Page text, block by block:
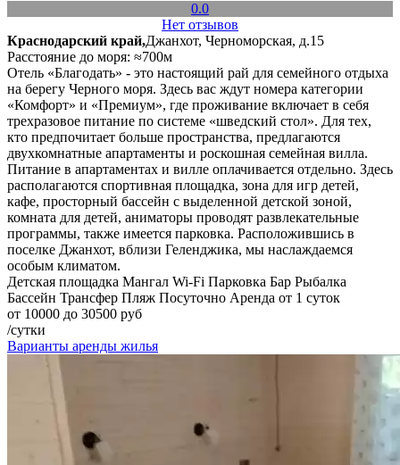
0.0
Нет отзывов
Краснодарский край,Джанхот, Черноморская, д.15
Расстояние до моря: ≈700м
Отель «Благодать» - это настоящий рай для семейного отдыха
на берегу Черного моря. Здесь вас ждут номера категории
«Комфорт» и «Премиум», где проживание включает в себя
трехразовое питание по системе «шведский стол». Для тех,
кто предпочитает больше пространства, предлагаются
двухкомнатные апартаменты и роскошная семейная вилла.
Питание в апартаментах и вилле оплачивается отдельно. Здесь
располагаются спортивная площадка, зона для игр детей,
кафе, просторный бассейн с выделенной детской зоной,
комната для детей, аниматоры проводят развлекательные
программы, также имеется парковка. Расположившись в
поселке Джанхот, вблизи Геленджика, мы наслаждаемся
особым климатом.
Детская площадка Мангал Wi-Fi Парковка Бар Рыбалка
Бассейн Трансфер Пляж Посуточно Аренда от 1 суток
от 10000 до 30500 руб
/сутки
Варианты аренды жилья